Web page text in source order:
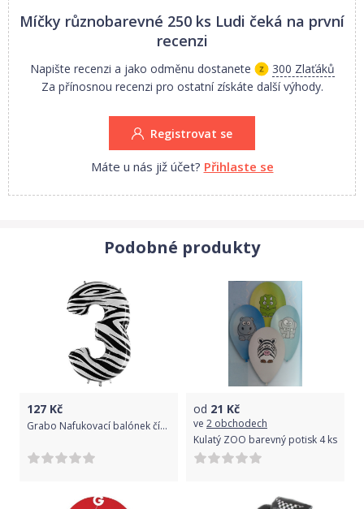
Míčky různobarevné 250 ks Ludi čeká na první
recenzi
Napište recenzi a jako odměnu dostanete
300 Zlaťáků
Za přínosnou recenzi pro ostatní získáte další výhody.
Registrovat se
Máte u nás již účet? Přihlaste se
Podobné produkty
127 Kč
Grabo Nafukovací balónek číslo 3 zebra 102cm extra velký -
od 21 Kč
ve 2 obchodech
Kulatý ZOO barevný potisk 4 ks